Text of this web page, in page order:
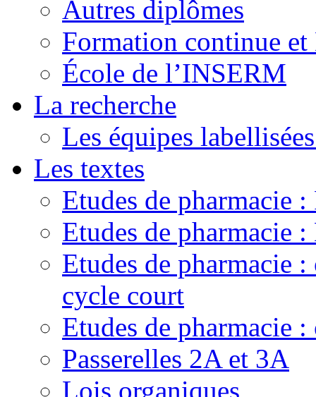
Autres diplômes
Formation continue et
École de l’INSERM
La recherche
Les équipes
Les textes
Etudes de pharmacie :
Etudes de pharmacie
Etudes de pharmacie
cycle court
Etudes de pharmacie
Passerelles 2A et 3A
Lois organiques